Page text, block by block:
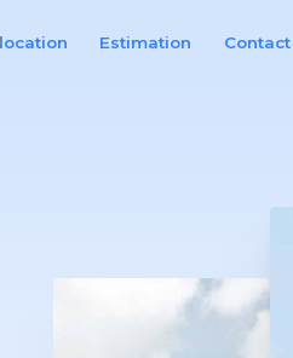
Estimation Contact